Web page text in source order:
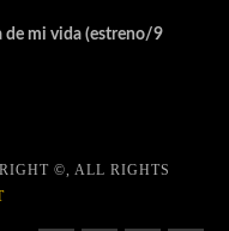
de mi vida (estreno/9
©, ALL RIGHTS